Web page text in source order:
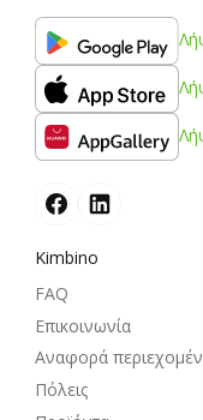
Kimbino
FAQ
Επικοινωνία
Αναφορά
Πόλεις